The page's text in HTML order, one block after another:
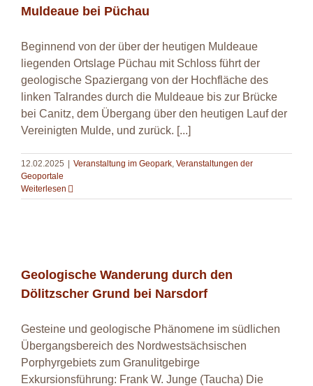
Muldeaue bei Püchau
Beginnend von der über der heutigen Muldeaue
liegenden Ortslage Püchau mit Schloss führt der
geologische Spaziergang von der Hochfläche des
linken Talrandes durch die Muldeaue bis zur Brücke
bei Canitz, dem Übergang über den heutigen Lauf der
Vereinigten Mulde, und zurück. [...]
12.02.2025 | Veranstaltung im Geopark Veranstaltungen der
Geoportale
Weiterlesen
Geologische Wanderung durch den
Dölitzscher Grund bei Narsdorf
Gesteine und geologische Phänomene im südlichen
Übergangsbereich des Nordwestsächsischen
Porphyrgebiets zum Granulitgebirge
Exkursionsführung: Frank W. Junge (Taucha) Die